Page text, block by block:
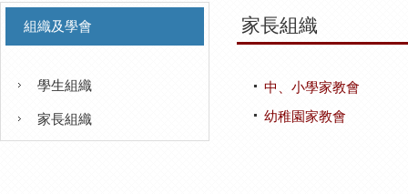
組織及學會
學生組織
家長組織
家長組織
中、小學家教會
幼稚園家教會